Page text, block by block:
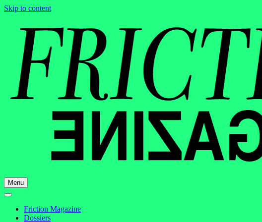
Skip to content
Menu
Friction Magazine
Dossiers